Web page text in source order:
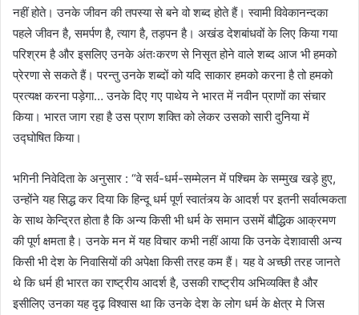
नहीं होते। उनके जीवन की तपस्या से बने वो शब्द होते हैं। स्वामी विवेकानन्दका
पहले जीवन है, समर्पण है, त्याग है, तड़पन है। अखंड देशबांधवों के लिए किया गया
परिश्रम है और इसलिए उनके अंतःकरण से निसृत होने वाले शब्द आज भी हमको
प्रेरणा से सकते हैं। परन्तु उनके शब्दों को यदि साकार हमको करना है तो हमको
प्रत्यक्ष करना पड़ेगा… उनके दिए गए पाथेय ने भारत में नवीन प्राणों का संचार
किया। भारत जाग रहा है उस प्राण शक्ति को लेकर उसको सारी दुनिया में
उद्घोषित किया।
भगिनी निवेदिता के अनुसार : “वे सर्व-धर्म-सम्मेलन में पश्चिम के सम्मुख खड़े हुए,
उन्होंने यह सिद्ध कर दिया कि हिन्दू धर्म पूर्ण स्वातंत्र्य के आदर्श पर इतनी सर्वात्मकता
के साथ केन्द्रित होता है कि अन्य किसी भी धर्म के समान उसमें बौद्धिक आक्रमण
की पूर्ण क्षमता है। उनके मन में यह विचार कभी नहीं आया कि उनके देशावासी अन्य
किसी भी देश के निवासियों की अपेक्षा किसी तरह कम हैं। यह वे अच्छी तरह जानते
थे कि धर्म ही भारत का राष्ट्रीय आदर्श है, उसकी राष्ट्रीय अभिव्यक्ति है और
इसीलिए उनका यह दृढ़ विश्वास था कि उनके देश के लोग धर्म के क्षेत्र मे जिस